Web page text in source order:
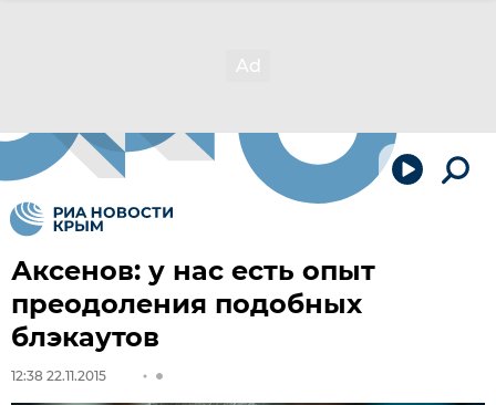
Аксенов: у нас есть опыт
преодоления подобных
блэкаутов
12:38 22.11.2015